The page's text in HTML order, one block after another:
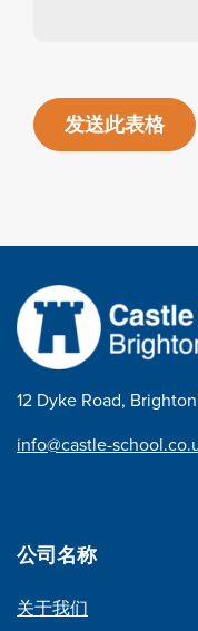
发送此表格
12 Dyke Road,
info@castle-
公司名称
关于我们